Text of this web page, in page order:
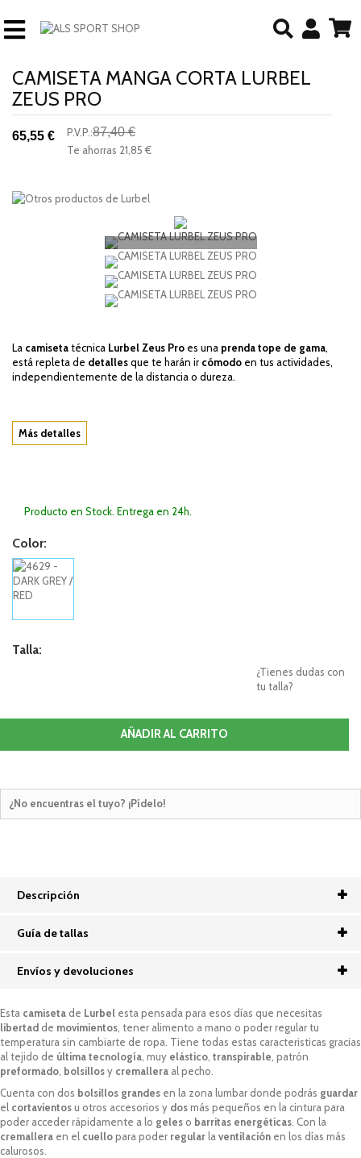
CAMISETA MANGA CORTA LURBEL
ZEUS PRO
65,55 € P.V.P.:87,40 €
Te ahorras 21,85 €
La camisetatécnica Lurbel Zeus Pro es una prenda tope de gama,
está repleta de detallesque te harán ir cómodo en tus actividades,
independientemente de la distancia o dureza.
Más detalles
Producto en Stock. Entrega en 24h.
Color:
Talla:
¿Tienes dudas con
tu talla?
AÑADIR AL CARRITO
¿No encuentras el tuyo? ¡Pídelo!
Descripción
Guía de tallas
Envíos y devoluciones
Esta camiseta de Lurbel esta pensada para esos días que necesitas
libertad de movimientos , tener alimento a mano o poder regular tu
temperatura sin cambiarte de ropa. Tiene todas estas caracteristicas gracias
al tejido de últimatecnología , muy elástico transpirable , patrón
preformado bolsillosy cremallera al pecho.
Cuenta con dos bolsillos grandes en la zona lumbar donde podrás guardar
el cortavientosu otros accesorios y dosmás pequeños en la cintura para
poder acceder rápidamente a lo geles o barritas energéticas . Con la
cremallera en el cuellopara poder regular la ventilación en los días más
calurosos.